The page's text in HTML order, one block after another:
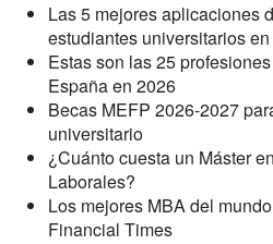
Las 5 mejores aplicaciones
estudiantes universitarios
Estas son las 25
España en 2026
Becas MEFP 2026-2027
universitario
¿Cuánto cuesta un Máster
Laborales?
Los mejores MBA del
Financial Times